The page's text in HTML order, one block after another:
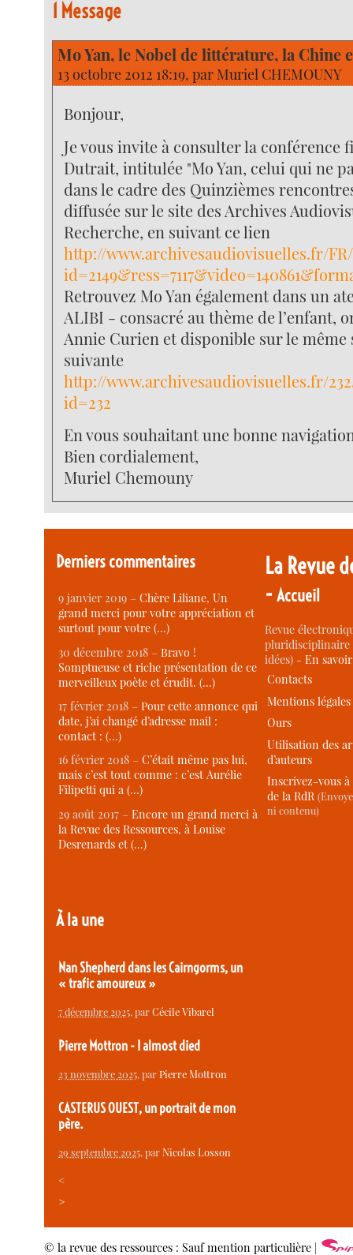
1 Message
Mo Yan, le Nobel de littérature, la Chine
13 octobre 2012 18:19, par Muriel CHEMOUNY
Bonjour,
Je vous invite à consulter la conférence
Dutrait, intitulée "Mo Yan, celui qui ne
dans le cadre des Quinzièmes
diffusée sur le site des Archives
Recherche, en suivant ce lien
http://www.archivesaudiovisuelles.fr/
Retrouvez Mo Yan également dans un
ALIBI - consacré au thème de l’enfant,
Annie Curien et disponible sur le même
suivante
http://www.archivesaudiovisuelles.fr/
id=232
En vous souhaitant une bonne
Bien cordialement,
Muriel Chemouny
Derniers commentaires
9 janvier 2019 –Chère Liliane, Un
grand merci pour votre appréciation et
surtout pour votre (…)
30 décembre 2018 –Bravo !
Somptueuse et riche présentation de ce
merveilleux poète et érudit. (…)
17 février 2018 –Pour cette annonce qui
date, j’ai changé d’adresse mail :
contact : (…)
16 février 2018 –C’était même pas lui,
mais c’est tout comme : c’est Aurélie
Filipetti qui a (…)
29 août 2017 –Encore un grand merci à
la Revue des Ressources, à Louise
Desrenards et (…)
À la une
Nan Shepherd dans les Cairngorms, un
« trafic amoureux »
7 décembre 2025, parCécile Vibarel
Pierre Mottron - I almost died
23 novembre 2025, parPierre Mottron
CASTERUS OUEST, un portrait de mon
père.
29 septembre 2025, parNicolas Losson
<
>
La Revue
-Accueil
Revue
idées) -En
Contacts
Mentions légales
Ours
Utilisation des
d’auteurs
Inscrivez-vous
de la RdR
ni contenu)
© la revue des ressources : Sauf mention particulière |